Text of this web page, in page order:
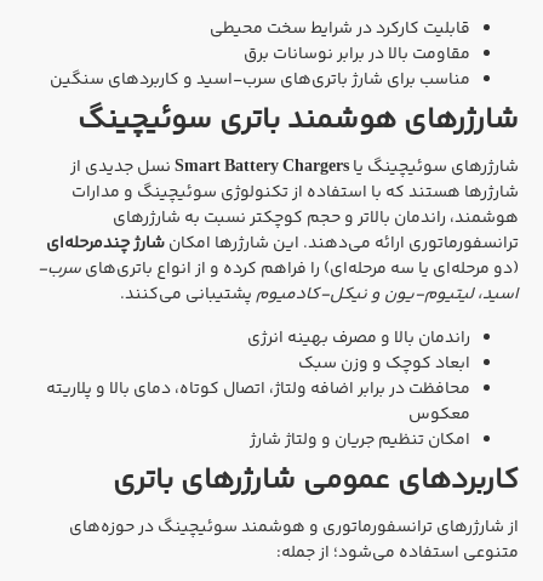
قابلیت کارکرد در شرایط سخت محیطی
مقاومت بالا در برابر نوسانات برق
مناسب برای شارژ باتری‌های سرب-اسید و کاربردهای سنگین
شارژرهای هوشمند باتری سوئیچینگ
شارژرهای سوئیچینگ یاSmart Battery Chargersنسل جدیدی از
شارژرها هستند که با استفاده از تکنولوژی سوئیچینگ و مدارات
هوشمند، راندمان بالاتر و حجم کوچکتر نسبت به شارژرهای
ترانسفورماتوری ارائه می‌دهند. این شارژرها امکانشارژ چندمرحله‌ای
(دو مرحله‌ای یا سه مرحله‌ای) را فراهم کرده و از انواع باتری‌هایسرب-
اسید، لیتیوم-یون و نیکل-کادمیومپشتیبانی می‌کنند.
راندمان بالا و مصرف بهینه انرژی
ابعاد کوچک و وزن سبک
محافظت در برابر اضافه ولتاژ، اتصال کوتاه، دمای بالا و پلاریته
معکوس
امکان تنظیم جریان و ولتاژ شارژ
کاربردهای عمومی شارژرهای باتری
از شارژرهای ترانسفورماتوری و هوشمند سوئیچینگ در حوزه‌های
متنوعی استفاده می‌شود؛ از جمله: